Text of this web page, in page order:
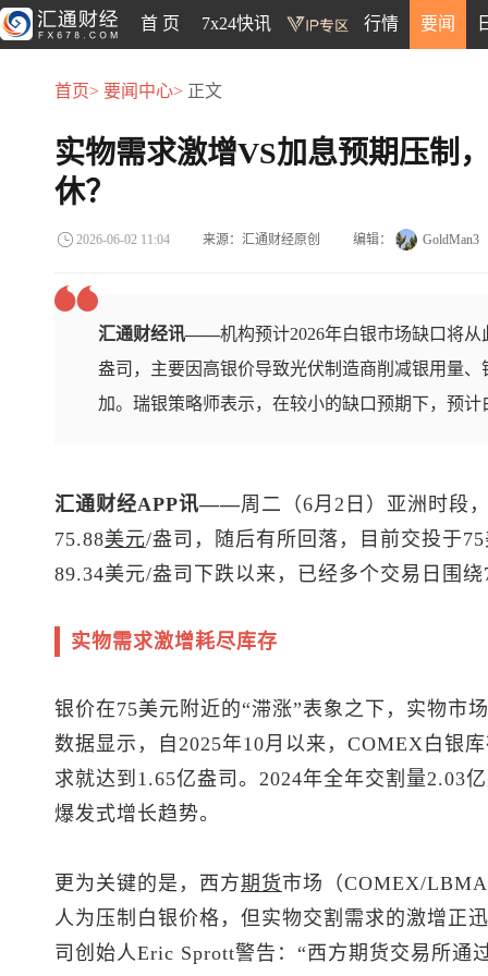
首 页 7x24快讯 行情 要闻
首页> 要闻中心> 正文
实物需求激增VS加息预期压制
休？
2026-06-02 11:04 来源：汇通财经原创 编辑： GoldMan3
汇通财经讯——机构预计2026年白银市场缺口将
盎司，主要因高银价导致光伏制造商削减银用量
加。瑞银策略师表示，在较小的缺口预期下，预
汇通财经APP讯——周二（6月2日）亚洲时段
75.88美元/盎司，随后有所回落，目前交投于
89.34美元/盎司下跌以来，已经多个交易日围
实物需求激增耗尽库存
银价在75美元附近的“滞涨”表象之下，实物市
数据显示，自2025年10月以来，COMEX白银
求就达到1.65亿盎司。2024年全年交割量2.03
爆发式增长趋势。
更为关键的是，西方期货市场（COMEX/
人为压制白银价格，但实物交割需求的激增正
司创始人Eric Sprott警告：“西方期货交易所通